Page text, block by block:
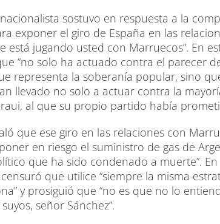
sostuvo en respuesta a la
exponer el giro de España en las
está jugando usted con Marruecos”. En
“no solo ha actuado contra el parecer
representa la soberanía popular, sino
llevado no solo a actuar contra la
al que su propio partido había
que ese giro en las relaciones con
en riesgo el suministro de gas de
que ha sido condenado a muerte”.
que utilice “siempre la misma
y prosiguió que “no es que no lo
señor Sánchez”.